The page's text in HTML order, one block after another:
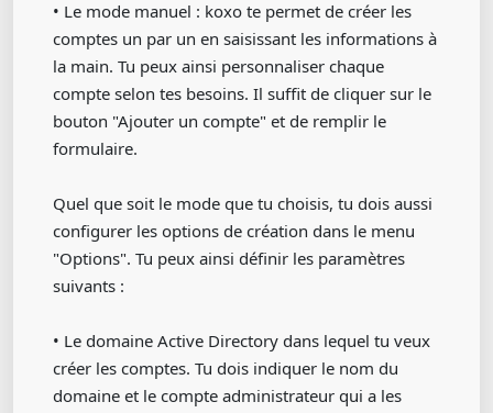
• Le mode manuel : koxo te permet de créer les
comptes un par un en saisissant les informations à
la main. Tu peux ainsi personnaliser chaque
compte selon tes besoins. Il suffit de cliquer sur le
bouton "Ajouter un compte" et de remplir le
formulaire.
Quel que soit le mode que tu choisis, tu dois aussi
configurer les options de création dans le menu
"Options". Tu peux ainsi définir les paramètres
suivants :
• Le domaine Active Directory dans lequel tu veux
créer les comptes. Tu dois indiquer le nom du
domaine et le compte administrateur qui a les